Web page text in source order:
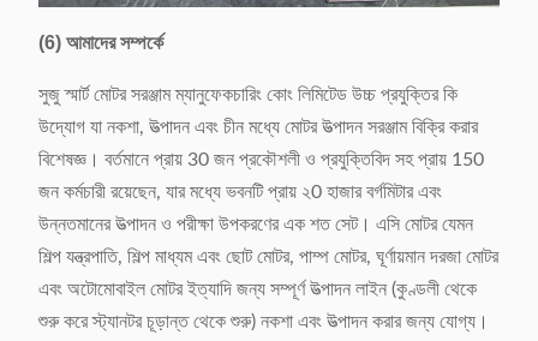
(6) আমাদের সম্পর্কে
সুজু স্মার্ট মোটর সরঞ্জাম ম্যানুফেকচারিং কোং লিমিটেড উচ্চ প্রযুক্তির কি
উদ্যোগ যা নকশা, উত্পাদন এবং চীন মধ্যে মোটর উত্পাদন সরঞ্জাম বিক্রি করার
বিশেষজ্ঞ। বর্তমানে প্রায় 30 জন প্রকৌশলী ও প্রযুক্তিবিদ সহ প্রায় 150
জন কর্মচারী রয়েছেন, যার মধ্যে ভবনটি প্রায় ২0 হাজার বর্গমিটার এবং
উন্নতমানের উত্পাদন ও পরীক্ষা উপকরণের এক শত সেট। এসি মোটর যেমন
শিল্প যন্ত্রপাতি, শিল্প মাধ্যম এবং ছোট মোটর, পাম্প মোটর, ঘূর্ণায়মান দরজা মোটর
এবং অটোমোবাইল মোটর ইত্যাদি জন্য সম্পূর্ণ উত্পাদন লাইন (কুণ্ডলী থেকে
শুরু করে স্ট্যানটর চূড়ান্ত থেকে শুরু) নকশা এবং উত্পাদন করার জন্য যোগ্য।